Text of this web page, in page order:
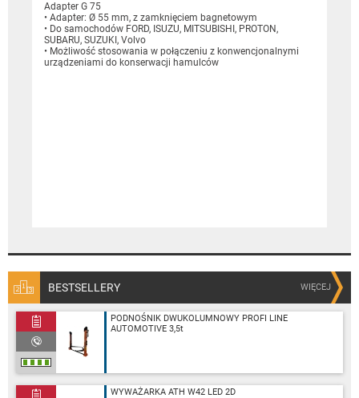
Adapter G 75
• Adapter: Ø 55 mm, z zamknięciem bagnetowym
• Do samochodów FORD, ISUZU, MITSUBISHI, PROTON,
SUBARU, SUZUKI, Volvo
• Możliwość stosowania w połączeniu z konwencjonalnymi
urządzeniami do konserwacji hamulców
BESTSELLERY WIĘCEJ
PODNOŚNIK DWUKOLUMNOWY PROFI LINE
AUTOMOTIVE 3,5t
WYWAŻARKA ATH W42 LED 2D